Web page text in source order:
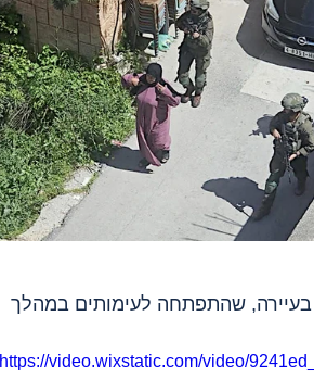
בעיירה, שהתפתחה לעימותים במהלך
https://video.wixstatic.com/video/